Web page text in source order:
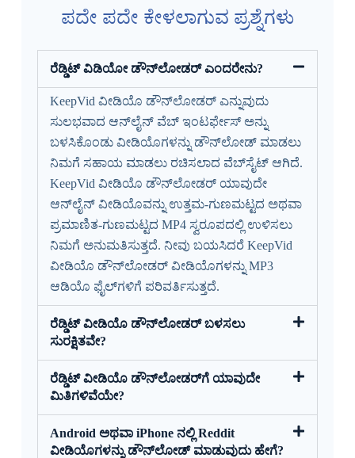
ಪದೇ ಪದೇ ಕೇಳಲಾಗುವ ಪ್ರಶ್ನೆಗಳು
ರೆಡ್ಡಿಟ್ ವಿಡಿಯೋ ಡೌನ್‌ಲೋಡರ್ ಎಂದರೇನು?
KeepVid ವೀಡಿಯೊ ಡೌನ್‌ಲೋಡರ್ ಎನ್ನುವುದು
ಸುಲಭವಾದ ಆನ್‌ಲೈನ್ ವೆಬ್ ಇಂಟರ್ಫೇಸ್ ಅನ್ನು
ಬಳಸಿಕೊಂಡು ವೀಡಿಯೊಗಳನ್ನು ಡೌನ್‌ಲೋಡ್ ಮಾಡಲು
ನಿಮಗೆ ಸಹಾಯ ಮಾಡಲು ರಚಿಸಲಾದ ವೆಬ್‌ಸೈಟ್ ಆಗಿದೆ.
KeepVid ವೀಡಿಯೊ ಡೌನ್‌ಲೋಡರ್ ಯಾವುದೇ
ಆನ್‌ಲೈನ್ ವೀಡಿಯೊವನ್ನು ಉತ್ತಮ-ಗುಣಮಟ್ಟದ ಅಥವಾ
ಪ್ರಮಾಣಿತ-ಗುಣಮಟ್ಟದ MP4 ಸ್ವರೂಪದಲ್ಲಿ ಉಳಿಸಲು
ನಿಮಗೆ ಅನುಮತಿಸುತ್ತದೆ. ನೀವು ಬಯಸಿದರೆ KeepVid
ವೀಡಿಯೊ ಡೌನ್‌ಲೋಡರ್ ವೀಡಿಯೊಗಳನ್ನು MP3
ಆಡಿಯೊ ಫೈಲ್‌ಗಳಿಗೆ ಪರಿವರ್ತಿಸುತ್ತದೆ.
ರೆಡ್ಡಿಟ್ ವೀಡಿಯೊ ಡೌನ್‌ಲೋಡರ್ ಬಳಸಲು
ಸುರಕ್ಷಿತವೇ?
ರೆಡ್ಡಿಟ್ ವೀಡಿಯೊ ಡೌನ್‌ಲೋಡರ್‌ಗೆ ಯಾವುದೇ
ಮಿತಿಗಳಿವೆಯೇ?
Android ಅಥವಾ iPhone ನಲ್ಲಿ Reddit
ವೀಡಿಯೊಗಳನ್ನು ಡೌನ್‌ಲೋಡ್ ಮಾಡುವುದು ಹೇಗೆ?